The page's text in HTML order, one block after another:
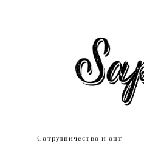
Сотрудничество и опт